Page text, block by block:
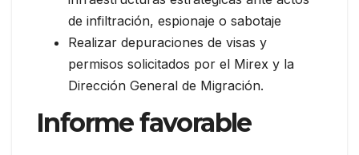
de infiltración, espionaje o sabotaje
Realizar depuraciones de visas y
permisos solicitados por el Mirex y la
Dirección General de Migración.
Informe favorable